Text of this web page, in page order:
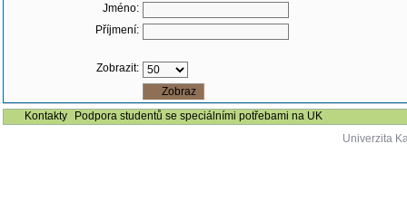
Jméno:
Příjmení:
Zobrazit:
Kontakty
Podpora studentů se speciálními potřebami na UK
Univerzita